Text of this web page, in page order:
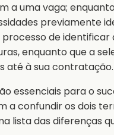
a uma vaga;
previamente
de identificar
enquanto que a
até à sua contratação.
essenciais para o
a confundir os dois
lista das diferenças